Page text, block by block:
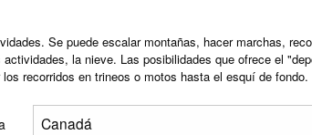
Se puede escalar montañas, hacer marchas,
la nieve. Las posibilidades que ofrece el
recorridos en trineos o motos hasta el esquí de fondo.